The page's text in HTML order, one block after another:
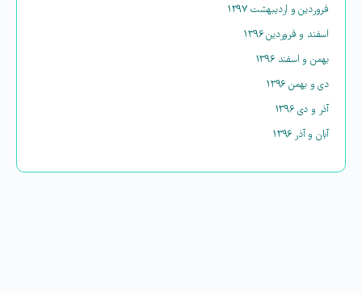
فروردین و اردیبهشت ۱۳۹۷
اسفند و فروردین ۱۳۹۶
بهمن و اسفند ۱۳۹۶
دی و بهمن ۱۳۹۶
آذر و دی ۱۳۹۶
آبان و آذر ۱۳۹۶